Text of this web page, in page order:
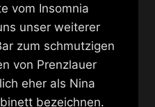
vom Insomnia
unser weiterer
zum schmutzigen
von Prenzlauer
eher als Nina
bezeichnen.